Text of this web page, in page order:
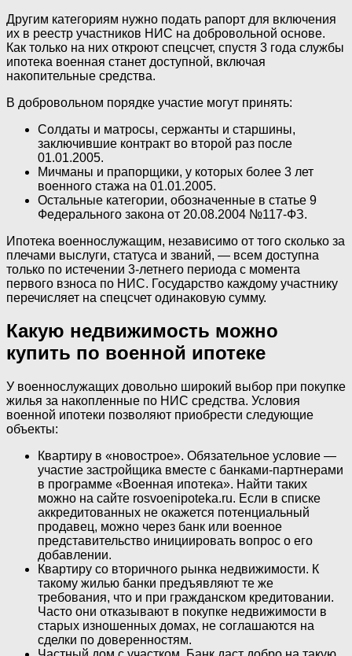
Другим категориям нужно подать рапорт для включения
их в реестр участников НИС на добровольной основе.
Как только на них откроют спецсчет, спустя 3 года службы
ипотека военная станет доступной, включая
накопительные средства.
В добровольном порядке участие могут принять:
Солдаты и матросы, сержанты и старшины,
заключившие контракт во второй раз после
01.01.2005.
Мичманы и прапорщики, у которых более 3 лет
военного стажа на 01.01.2005.
Остальные категории, обозначенные в статье 9
Федерального закона от 20.08.2004 №117-ФЗ.
Ипотека военнослужащим, независимо от того сколько за
плечами выслуги, статуса и званий, — всем доступна
только по истечении 3-летнего периода с момента
первого взноса по НИС. Государство каждому участнику
перечисляет на спецсчет одинаковую сумму.
Какую недвижимость можно
купить по военной ипотеке
У военнослужащих довольно широкий выбор при покупке
жилья за накопленные по НИС средства. Условия
военной ипотеки позволяют приобрести следующие
объекты:
Квартиру в «новострое». Обязательное условие —
участие застройщика вместе с банками-партнерами
в программе «Военная ипотека». Найти таких
можно на сайте rosvoenipoteka.ru. Если в списке
аккредитованных не окажется потенциальный
продавец, можно через банк или военное
представительство инициировать вопрос о его
добавлении.
Квартиру со вторичного рынка недвижимости. К
такому жилью банки предъявляют те же
требования, что и при гражданском кредитовании.
Часто они отказывают в покупке недвижимости в
старых изношенных домах, не соглашаются на
сделки по доверенностям.